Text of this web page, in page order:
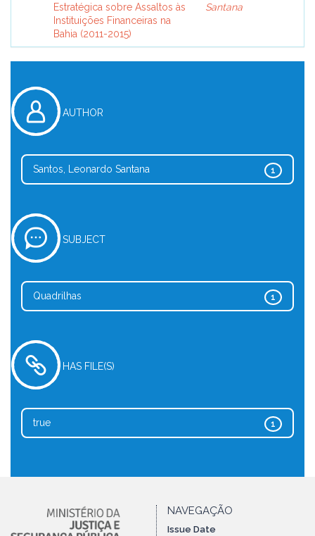
Estratégica sobre Assaltos às
Instituições Financeiras na
Bahia (2011-2015)
Santana
AUTHOR
1
Santos, Leonardo Santana
SUBJECT
1
Quadrilhas
HAS FILE(S)
1
true
NAVEGAÇÃO
Issue Date